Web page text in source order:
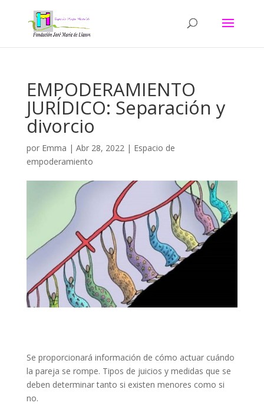
EMPODERAMIENTO
JURÍDICO: Separación y
divorcio
por Emma | Abr 28, 2022| Espacio de
empoderamiento
Se proporcionará información de cómo actuar cuándo
la pareja se rompe. Tipos de juicios y medidas que se
deben determinar tanto si existen menores como si
no.